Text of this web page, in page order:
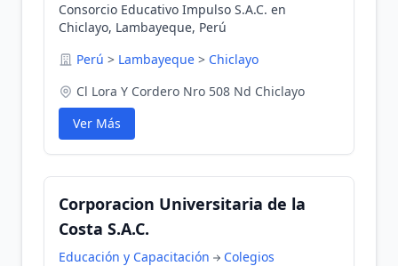
Consorcio Educativo Impulso S.A.C. en
Chiclayo, Lambayeque, Perú
Perú > Lambayeque > Chiclayo
Cl Lora Y Cordero Nro 508 Nd Chiclayo
Ver Más
Corporacion Universitaria de la
Costa S.A.C.
Educación y Capacitación
Colegios